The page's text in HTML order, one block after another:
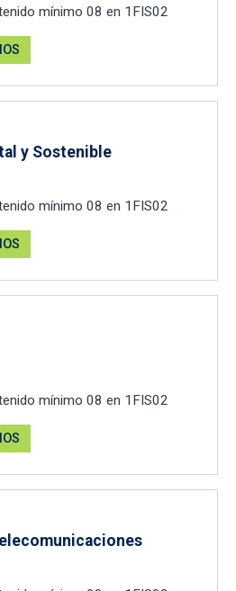
mínimo 08 en 1FIS02
y Sostenible
mínimo 08 en 1FIS02
mínimo 08 en 1FIS02